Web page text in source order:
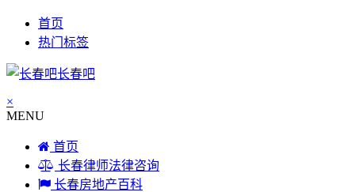
首页
热门标签
长春吧
×
MENU
首页
长春律师法律咨询
长春房地产百科